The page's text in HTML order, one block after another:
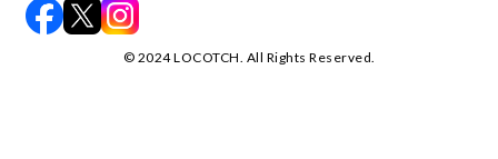
©️ 2024 LOCOTCH. All Rights Reserved.